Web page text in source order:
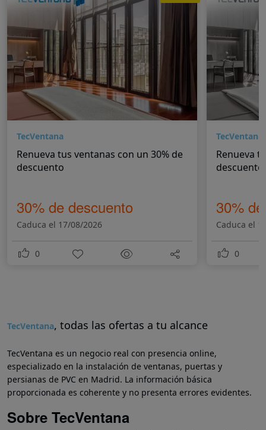
TecVentana
Renueva tus ventanas con un 30% de
descuento
30% de descuento
Caduca el 17/08/2026
0
TecVentana
Renueva
descuento.
30%
Caduca el
0
TecVentana, todas las ofertas a tu alcance
TecVentana es un negocio real con presencia online,
especializado en la instalación de ventanas, puertas y
persianas de PVC en Madrid. La información básica
proporcionada es coherente y no presenta errores evidentes.
Sobre TecVentana